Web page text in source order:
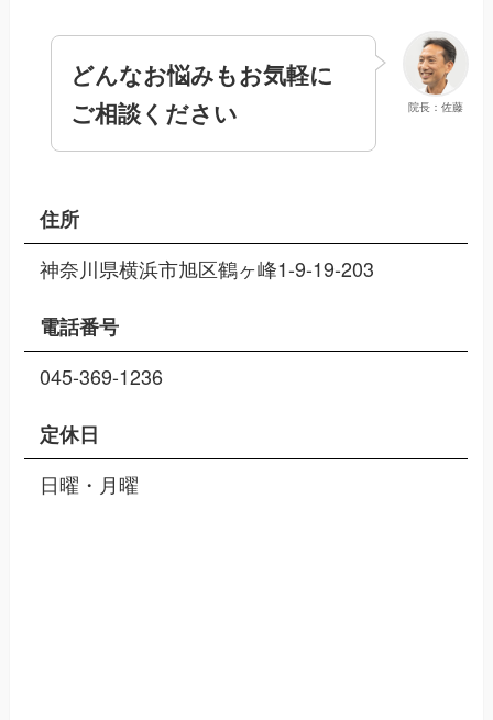
院長：佐藤
どんなお悩みもお気軽に
ご相談ください
住所
神奈川県横浜市旭区鶴ヶ峰1-9-19-203
電話番号
045-369-1236
定休日
日曜・月曜